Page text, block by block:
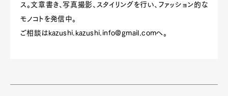
ス。文章書き、写真撮影、スタイリングを行い、ファッション的な
モノコトを発信中。
ご相談は kazushi.kazushi.info@gmail.comへ。